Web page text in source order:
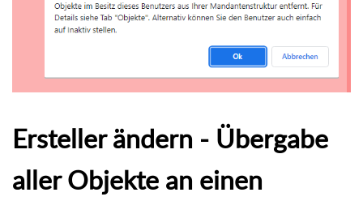
Ersteller ändern - Übergabe
aller Objekte an einen